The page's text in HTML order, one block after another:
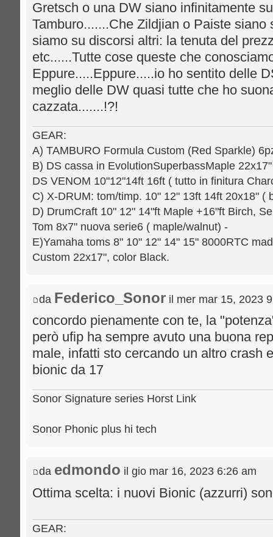
Gretsch o una DW siano infinitamente
Tamburo.......Che Zildjian o Paiste siano
siamo su discorsi altri: la tenuta del
etc......Tutte cose queste che
Eppure.....Eppure.....io ho sentito delle
meglio delle DW quasi tutte che ho
cazzata.......!?!
GEAR:
A) TAMBURO Formula Custom (Red Sparkle)
B) DS cassa in EvolutionSuperbassMaple
DS VENOM 10"12"14ft 16ft ( tutto in finitura
C) X-DRUM: tom/timp. 10" 12" 13ft 14ft 20x18" (
D) DrumCraft 10" 12" 14"ft Maple +16"ft Birch,
Tom 8x7" nuova serie6 ( maple/walnut) -
E)Yamaha toms 8" 10" 12" 14" 15" 8000RTC
Custom 22x17", color Black.
da Federico_Sonor il mer mar 15, 2023
concordo pienamente con te, la
però ufip ha sempre avuto una buona
male, infatti sto cercando un altro crash
bionic da 17
Sonor Signature series Horst Link
Sonor Phonic plus hi tech
da edmondo il gio mar 16, 2023 6:26 am
Ottima scelta: i nuovi Bionic (azzurri)
GEAR: